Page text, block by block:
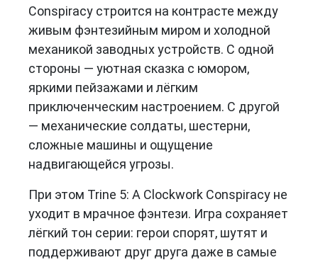
Conspiracy строится на контрасте между
живым фэнтезийным миром и холодной
механикой заводных устройств. С одной
стороны — уютная сказка с юмором,
яркими пейзажами и лёгким
приключенческим настроением. С другой
— механические солдаты, шестерни,
сложные машины и ощущение
надвигающейся угрозы.
При этом Trine 5: A Clockwork Conspiracy не
уходит в мрачное фэнтези. Игра сохраняет
лёгкий тон серии: герои спорят, шутят и
поддерживают друг друга даже в самые